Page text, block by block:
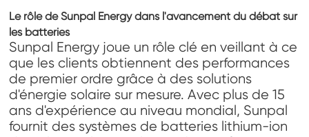
Le rôle de Sunpal Energy dans l'avancement du débat sur
les batteries
Sunpal Energy joue un rôle clé en veillant à ce
que les clients obtiennent des performances
de premier ordre grâce à des solutions
d'énergie solaire sur mesure. Avec plus de 15
ans d'expérience au niveau mondial, Sunpal
fournit des systèmes de batteries lithium-ion